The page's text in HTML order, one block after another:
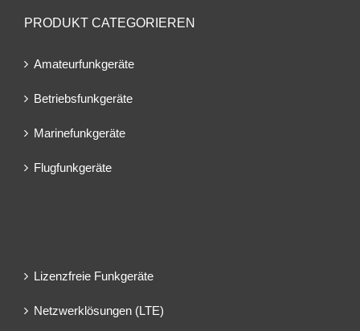
PRODUKT CATEGORIEREN
Amateurfunkgeräte
Betriebsfunkgeräte
Marinefunkgeräte
Flugfunkgeräte
Lizenzfreie Funkgeräte
Netzwerklösungen (LTE)